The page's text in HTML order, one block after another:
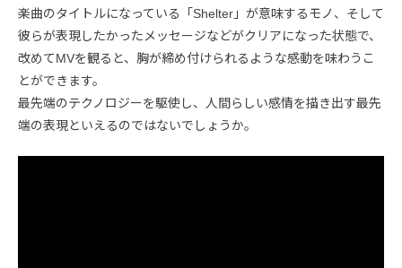
楽曲のタイトルになっている「Shelter」が意味するモノ、そして
彼らが表現したかったメッセージなどがクリアになった状態で、
改めてMVを観ると、胸が締め付けられるような感動を味わうこ
とができます。
最先端のテクノロジーを駆使し、人間らしい感情を描き出す最先
端の表現といえるのではないでしょうか。